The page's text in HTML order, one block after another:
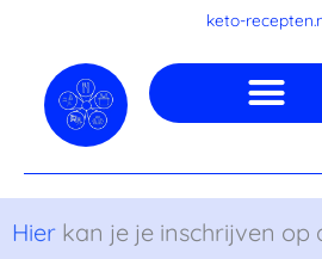
inhoud
keto-
Hier kan je je inschrijven op